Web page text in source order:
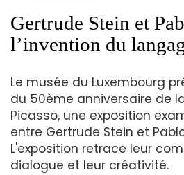
Gertrude Stein et
l’invention du
Le musée du Luxembourg
du 50ème anniversaire de
Picasso, une exposition
entre Gertrude Stein et
L'exposition retrace leur
dialogue et leur créativité.